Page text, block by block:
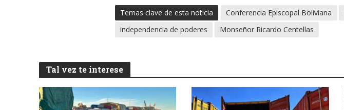
Temas clave de esta noticia Conferencia Episcopal Boliviana
independencia de poderes
Monseñor Ricardo Centellas
Tal vez te interese